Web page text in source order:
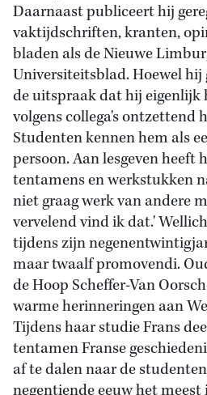
Daarnaast publiceert hij
vaktijdschriften, kranten,
bladen als de Nieuwe
Universiteitsblad. Hoewel
de uitspraak dat hij eigenlijk
volgens collega's ontzettend
Studenten kennen hem als
persoon. Aan lesgeven heeft
tentamens en werkstukken
niet graag werk van andere
vervelend vind ik dat.'
tijdens zijn
maar twaalf promovendi.
de Hoop Scheffer-Van
warme herinneringen aan
Tijdens haar studie Frans
tentamen Franse
af te dalen naar de